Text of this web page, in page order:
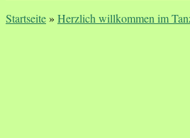
Startseite» Herzlich willkommen im